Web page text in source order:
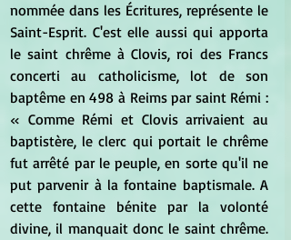
nommée dans les Écritures, représente le
Saint-Esprit. C'est elle aussi qui apporta
le saint chrême à Clovis, roi des Francs
concerti au catholicisme, lot de son
baptême en 498 à Reims par saint Rémi :
« Comme Rémi et Clovis arrivaient au
baptistère, le clerc qui portait le chrême
fut arrêté par le peuple, en sorte qu'il ne
put parvenir à la fontaine baptismale. A
cette fontaine bénite par la volonté
divine, il manquait donc le saint chrême.